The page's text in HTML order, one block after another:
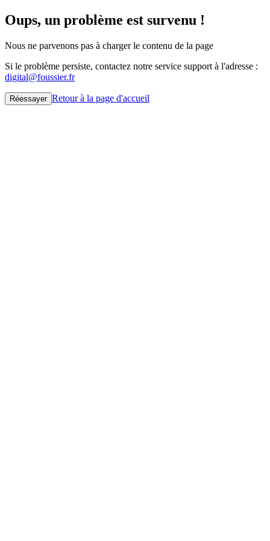
Oups, un problème est survenu !
Nous ne parvenons pas à charger le contenu de la page
Si le problème persiste, contactez notre service support à l'adresse :
digital@foussier.fr
Réessayer Retour à la page d'accueil